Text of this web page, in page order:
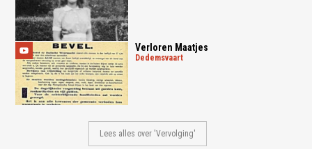
Verloren Maatjes
dedemsvaart
Lees alles over 'Vervolging'